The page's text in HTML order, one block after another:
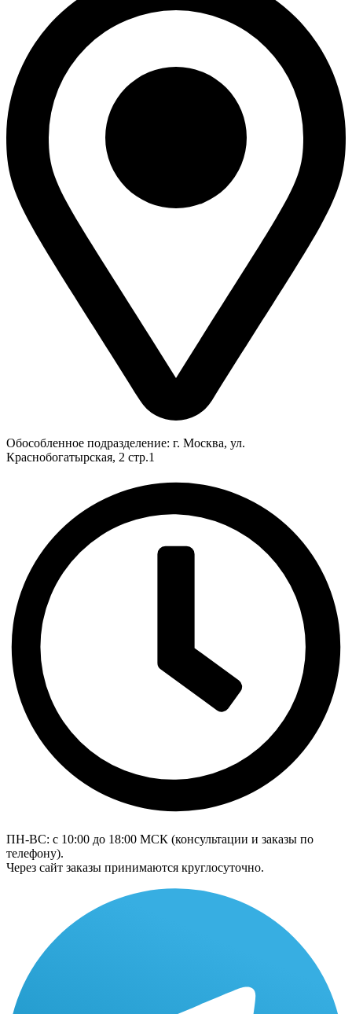
Обособленное подразделение: г. Москва, ул.
Краснобогатырская, 2 стр.1
ПН-ВС: с 10:00 до 18:00 МСК (консультации и заказы по
телефону).
Через сайт заказы принимаются круглосуточно.